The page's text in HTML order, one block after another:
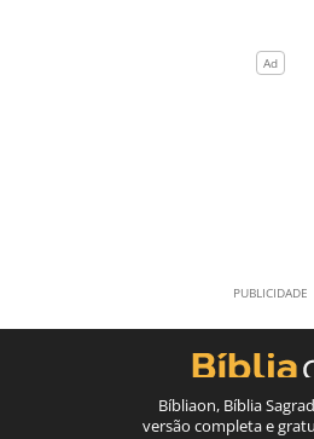
Bíbliaon, Bíblia
versão completa e